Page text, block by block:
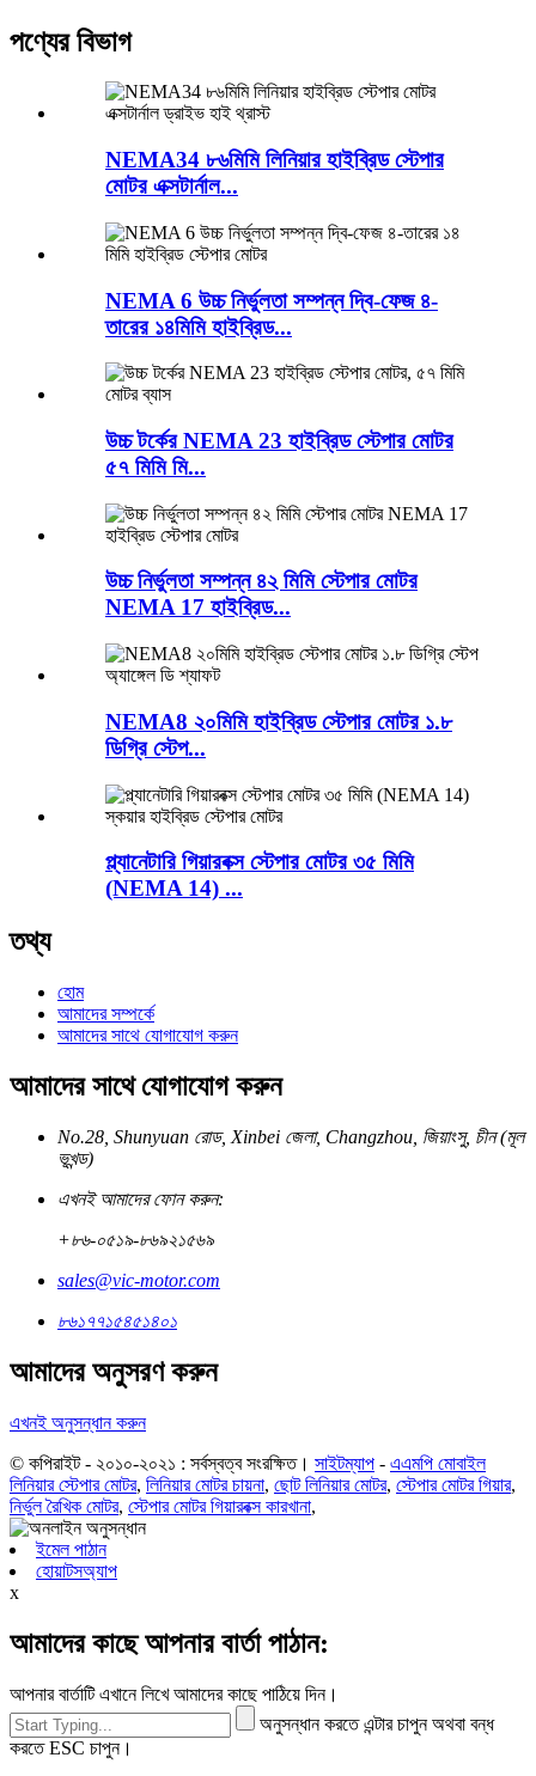
পণ্যের বিভাগ
NEMA34 ৮৬মিমি লিনিয়ার হাইব্রিড স্টেপার
মোটর এক্সটার্নাল...
NEMA 6 উচ্চ নির্ভুলতা সম্পন্ন দ্বি-ফেজ ৪-
তারের ১৪মিমি হাইব্রিড...
উচ্চ টর্কের NEMA 23 হাইব্রিড স্টেপার মোটর
৫৭ মিমি মি...
উচ্চ নির্ভুলতা সম্পন্ন ৪২ মিমি স্টেপার মোটর
NEMA 17 হাইব্রিড...
NEMA8 ২০মিমি হাইব্রিড স্টেপার মোটর ১.৮
ডিগ্রি স্টেপ...
প্ল্যানেটারি গিয়ারবক্স স্টেপার মোটর ৩৫ মিমি
(NEMA 14) ...
তথ্য
হোম
আমাদের সম্পর্কে
আমাদের সাথে যোগাযোগ করুন
আমাদের সাথে যোগাযোগ করুন
No.28, Shunyuan রোড, Xinbei জেলা, Changzhou, জিয়াংসু, চীন (মূল
ভূখন্ড)
এখনই আমাদের ফোন করুন:
+৮৬-০৫১৯-৮৬৯২১৫৬৯
sales@vic-motor.com
৮৬১৭৭১৫৪৫১৪০১
আমাদের অনুসরণ করুন
এখনই অনুসন্ধান করুন
© কপিরাইট - ২০১০-২০২১ : সর্বস্বত্ব সংরক্ষিত। সাইটম্যাপ - এএমপি মোবাইল
লিনিয়ার স্টেপার মোটর, লিনিয়ার মোটর চায়না, ছোট লিনিয়ার মোটর, স্টেপার মোটর গিয়ার,
নির্ভুল রৈখিক মোটর, স্টেপার মোটর গিয়ারবক্স কারখানা,
ইমেল পাঠান
হোয়াটসঅ্যাপ
x
আমাদের কাছে আপনার বার্তা পাঠান:
আপনার বার্তাটি এখানে লিখে আমাদের কাছে পাঠিয়ে দিন।
অনুসন্ধান করতে এন্টার চাপুন অথবা বন্ধ
করতে ESC চাপুন।